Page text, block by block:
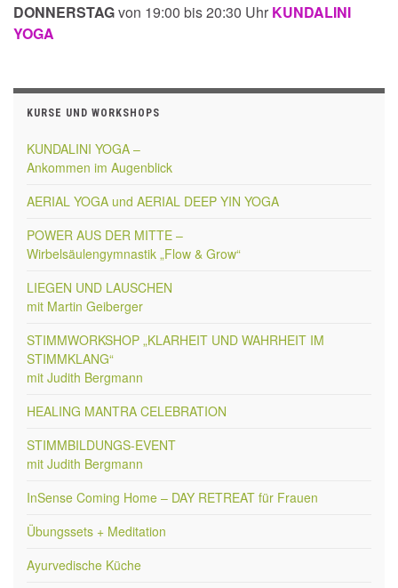
DONNERSTAGvon 19:00 bis 20:30 Uhr KUNDALINI
YOGA
KURSE UND WORKSHOPS
KUNDALINI YOGA –
Ankommen im Augenblick
AERIAL YOGA und AERIAL DEEP YIN YOGA
POWER AUS DER MITTE –
Wirbelsäulengymnastik „Flow & Grow“
LIEGEN UND LAUSCHEN
mit Martin Geiberger
STIMMWORKSHOP „KLARHEIT UND WAHRHEIT IM
STIMMKLANG“
mit Judith Bergmann
HEALING MANTRA CELEBRATION
STIMMBILDUNGS-EVENT
mit Judith Bergmann
InSense Coming Home – DAY RETREAT für Frauen
Übungssets + Meditation
Ayurvedische Küche